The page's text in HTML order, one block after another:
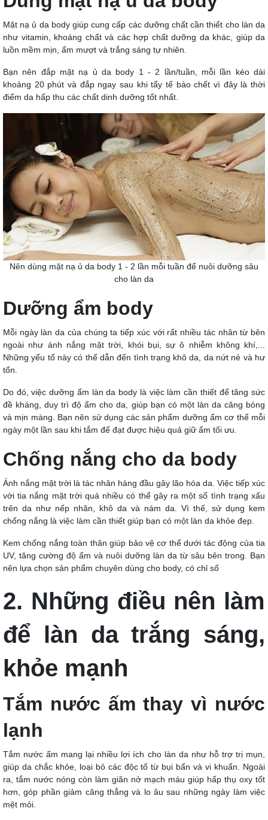
Mặt nạ ủ da body giúp cung cấp các dưỡng chất cần thiết cho làn da
như vitamin, khoáng chất và các hợp chất dưỡng da khác, giúp da
luồn mềm mịn, ẩm mượt và trắng sáng tự nhiên.
Bạn nên đắp mặt nạ ủ da body 1 - 2 lần/tuần, mỗi lần kéo dài
khoảng 20 phút và đắp ngay sau khi tẩy tế bào chết vì đây là thời
điểm da hấp thu các chất dinh dưỡng tốt nhất.
Nên dùng mặt nạ ủ da body 1 - 2 lần mỗi tuần để nuôi dưỡng sâu
cho làn da
Dưỡng ẩm body
Mỗi ngày làn da của chúng ta tiếp xúc với rất nhiều tác nhân từ bên
ngoài như ánh nắng mặt trời, khói bụi, sự ô nhiễm không khí,...
Những yếu tố này có thể dẫn đến tình trạng khô da, da nứt nẻ và hư
tổn.
Do đó, việc dưỡng ẩm làn da body là việc làm cần thiết để tăng sức
đề kháng, duy trì độ ẩm cho da, giúp bạn có một làn da căng bóng
và mịn màng. Bạn nên sử dụng các sản phẩm dưỡng ẩm cơ thể mỗi
ngày một lần sau khi tắm để đạt được hiệu quả giữ ẩm tối ưu.
Chống nắng cho da body
Ánh nắng mặt trời là tác nhân hàng đầu gây lão hóa da. Việc tiếp xúc
với tia nắng mặt trời quá nhiều có thể gây ra một số tình trạng xấu
trên da như nếp nhăn, khô da và nám da. Vì thế, sử dụng kem
chống nắng là việc làm cần thiết giúp bạn có một làn da khỏe đẹp.
Kem chống nắng toàn thân giúp bảo vệ cơ thể dưới tác động của tia
UV, tăng cường độ ẩm và nuôi dưỡng làn da từ sâu bên trong. Bạn
nên lựa chọn sản phẩm chuyên dùng cho body, có chỉ số
2. Những điều nên làm
để làn da trắng sáng,
khỏe mạnh
Tắm nước ấm thay vì nước
lạnh
Tắm nước ấm mang lại nhiều lợi ích cho làn da như hỗ trợ trị mụn,
giúp da chắc khỏe, loại bỏ các độc tố từ bụi bẩn và vi khuẩn. Ngoài
ra, tắm nước nóng còn làm giãn nở mạch máu giúp hấp thụ oxy tốt
hơn, góp phần giảm căng thẳng và lo âu sau những ngày làm việc
mệt mỏi.